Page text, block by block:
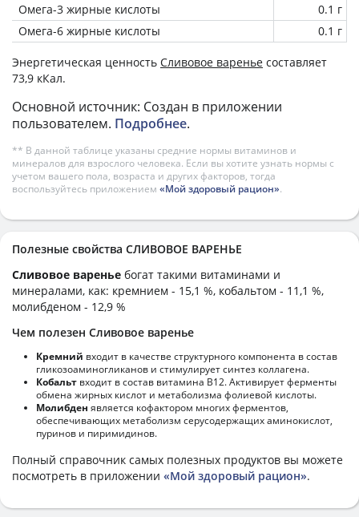
Омега-3 жирные кислоты
0.1 г
Омега-6 жирные кислоты
0.1 г
Энергетическая ценность Сливовое варенье составляет
73,9 кКал.
Основной источник: Создан в приложении
пользователем. Подробнее.
** В данной таблице указаны средние нормы витаминов и
минералов для взрослого человека. Если вы хотите узнать нормы с
учетом вашего пола, возраста и других факторов, тогда
воспользуйтесь приложением «Мой здоровый рацион».
Полезные свойства СЛИВОВОЕ ВАРЕНЬЕ
Сливовое варенье богат такими витаминами и
минералами, как: кремнием - 15,1 %, кобальтом - 11,1 %,
молибденом - 12,9 %
Чем полезен Сливовое варенье
Кремний входит в качестве структурного компонента в состав
гликозоаминогликанов и стимулирует синтез коллагена.
Кобальт входит в состав витамина В12. Активирует ферменты
обмена жирных кислот и метаболизма фолиевой кислоты.
Молибден является кофактором многих ферментов,
обеспечивающих метаболизм серусодержащих аминокислот,
пуринов и пиримидинов.
Полный справочник самых полезных продуктов вы можете
посмотреть в приложении «Мой здоровый рацион».